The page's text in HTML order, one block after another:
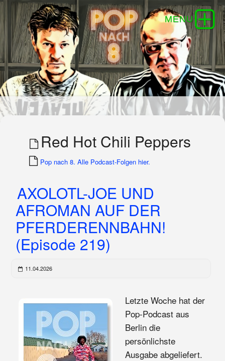
Red Hot Chili Peppers
Pop nach 8. Alle Podcast-Folgen hier.
AXOLOTL-JOE UND
AFROMAN AUF DER
PFERDERENNBAHN!
(Episode 219)
11.04.2026
Letzte Woche hat der
Pop-Podcast aus
Berlin die
persönlichste
Ausgabe abgeliefert.